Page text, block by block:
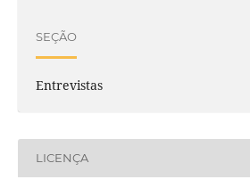
SEÇÃO
Entrevistas
LICENÇA